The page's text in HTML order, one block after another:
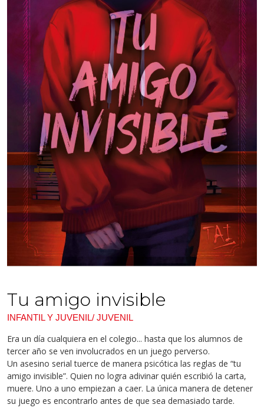
Tu amigo invisible
INFANTIL Y JUVENIL/ JUVENIL
Era un día cualquiera en el colegio... hasta que los alumnos de
tercer año se ven involucrados en un juego perverso.
Un asesino serial tuerce de manera psicótica las reglas de “tu
amigo invisible”. Quien no logra adivinar quién escribió la carta,
muere. Uno a uno empiezan a caer. La única manera de detener
su juego es encontrarlo antes de que sea demasiado tarde.